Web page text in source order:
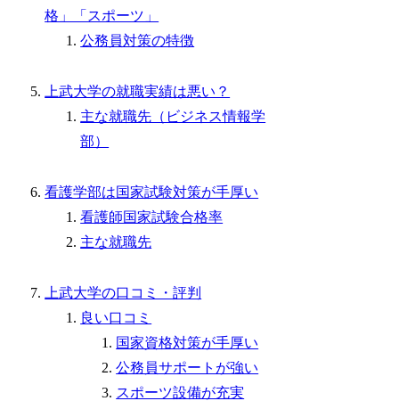
格」「スポーツ」
公務員対策の特徴
上武大学の就職実績は悪い？
主な就職先（ビジネス情報学
部）
看護学部は国家試験対策が手厚い
看護師国家試験合格率
主な就職先
上武大学の口コミ・評判
良い口コミ
国家資格対策が手厚い
公務員サポートが強い
スポーツ設備が充実